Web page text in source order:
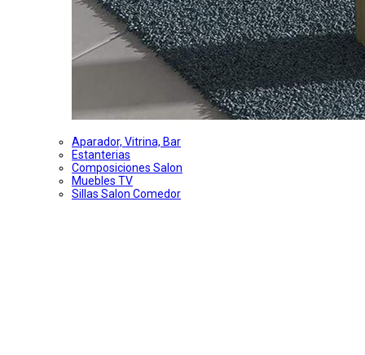
Aparador, Vitrina, Bar
Estanterias
Composiciones Salon
Muebles TV
Sillas Salon Comedor